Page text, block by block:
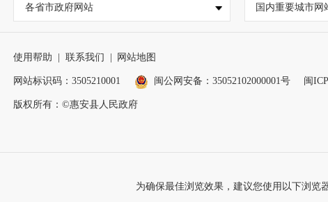
各省市政府网站 国内重要城市网
使用帮助 联系我们 网站地图
网站标识码：3505210001 闽公网安备：35052102000001号 闽
版权所有：©惠安县人民政府
为确保最佳浏览效果，建议您使用以下浏览